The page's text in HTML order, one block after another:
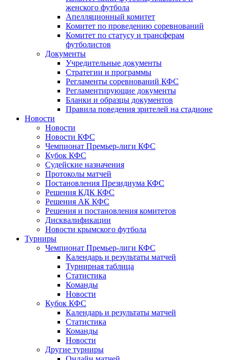
женского футбола
Апелляционный комитет
Комитет по проведению соревнований
Комитет по статусу и трансферам
футболистов
Документы
Учредительные документы
Стратегии и программы
Регламенты соревнований КФС
Регламентирующие документы
Бланки и образцы документов
Правила поведения зрителей на стадионе
Новости
Новости
Новости КФС
Чемпионат Премьер-лиги КФС
Кубок КФС
Судейские назначения
Протоколы матчей
Постановления Президиума КФС
Решения КДК КФС
Решения АК КФС
Решения и постановления комитетов
Дисквалификации
Новости крымского футбола
Турниры
Чемпионат Премьер-лиги КФС
Календарь и результаты матчей
Турнирная таблица
Статистика
Команды
Новости
Кубок КФС
Календарь и результаты матчей
Статистика
Команды
Новости
Другие турниры